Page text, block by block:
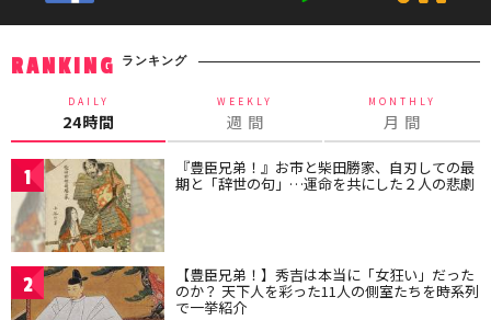
RANKING ランキング
DAILY
24時間
WEEKLY
週 間
MONTHLY
月 間
1 『豊臣兄弟！』お市と柴田勝家、自刃しての最
期と「辞世の句」…運命を共にした２人の悲劇
2 【豊臣兄弟！】秀吉は本当に「女狂い」だった
のか？ 天下人を彩った11人の側室たちを時系列
で一挙紹介